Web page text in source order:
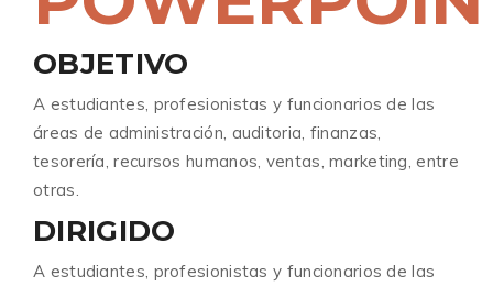
OBJETIVO
A estudiantes, profesionistas y funcionarios de las
áreas de administración, auditoria, finanzas,
tesorería, recursos humanos, ventas, marketing, entre
otras.
DIRIGIDO
A estudiantes, profesionistas y funcionarios de las